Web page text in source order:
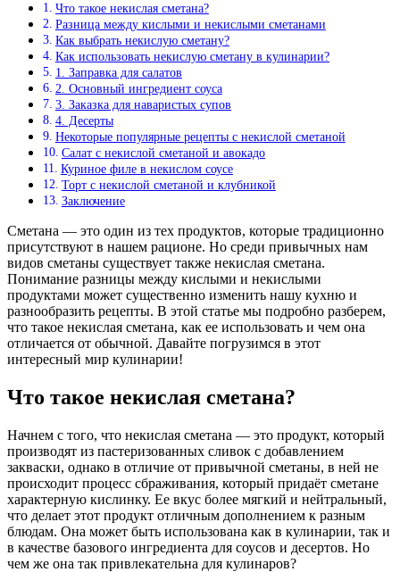
Что такое некислая сметана?
Разница между кислыми и некислыми сметанами
Как выбрать некислую сметану?
Как использовать некислую сметану в кулинарии?
1. Заправка для салатов
2. Основный ингредиент соуса
3. Заказка для наваристых супов
4. Десерты
Некоторые популярные рецепты с некислой сметаной
Салат с некислой сметаной и авокадо
Куриное филе в некислом соусе
Торт с некислой сметаной и клубникой
Заключение
Сметана — это один из тех продуктов, которые традиционно
присутствуют в нашем рационе. Но среди привычных нам
видов сметаны существует также некислая сметана.
Понимание разницы между кислыми и некислыми
продуктами может существенно изменить нашу кухню и
разнообразить рецепты. В этой статье мы подробно разберем,
что такое некислая сметана, как ее использовать и чем она
отличается от обычной. Давайте погрузимся в этот
интересный мир кулинарии!
Что такое некислая сметана?
Начнем с того, что некислая сметана — это продукт, который
производят из пастеризованных сливок с добавлением
закваски, однако в отличие от привычной сметаны, в ней не
происходит процесс сбраживания, который придаёт сметане
характерную кислинку. Ее вкус более мягкий и нейтральный,
что делает этот продукт отличным дополнением к разным
блюдам. Она может быть использована как в кулинарии, так и
в качестве базового ингредиента для соусов и десертов. Но
чем же она так привлекательна для кулинаров?